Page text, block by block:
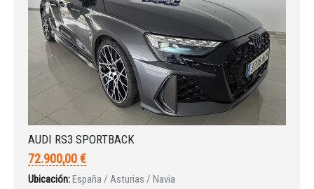
AUDI RS3 SPORTBACK
72.900,00 €
Ubicación:España / Asturias / Navia